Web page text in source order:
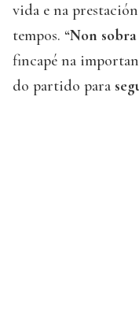
vida e na
tempos. “Non
fincapé na
do partido para